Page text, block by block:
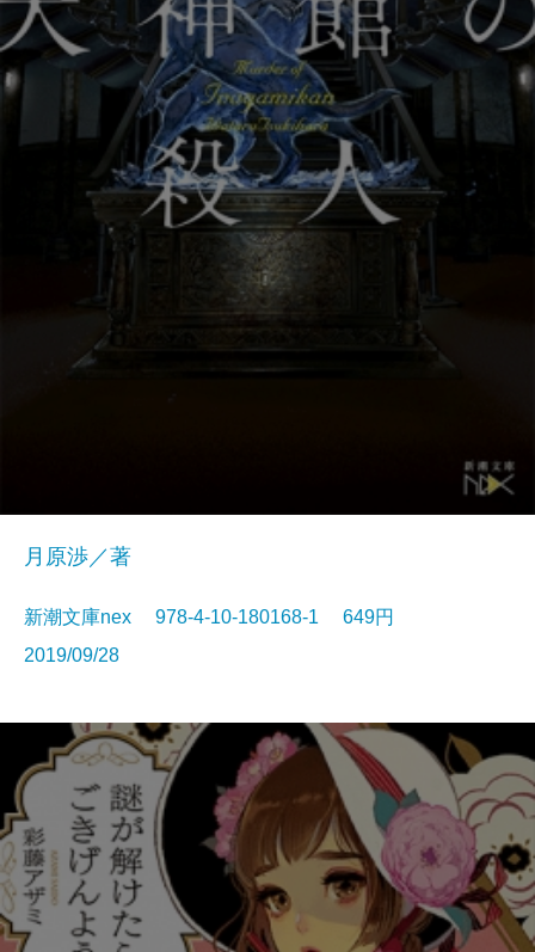
月原渉／著
新潮文庫nex 978-4-10-180168-1 649円
2019/09/28